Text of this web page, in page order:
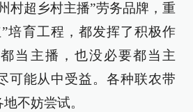
村超乡村主播”劳务品牌，重
培育工程，都发挥了积极作
当主播，也没必要都当主
可能从中受益。各种联农带
不妨尝试。